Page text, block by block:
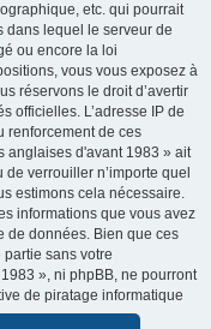
etc. qui pourrait
dans lequel le serveur de
ou encore la loi
vous vous exposez à
réservons le droit d’avertir
officielles. L’adresse IP de
renforcement de ces
anglaises d'avant 1983 » ait
verrouiller n’importe quel
estimons cela nécessaire.
informations que vous avez
de données. Bien que ces
sans votre
», ni phpBB, ne pourront
de piratage informatique